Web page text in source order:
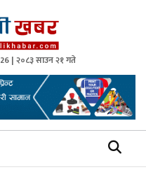
| २०८३ साउन २१ गते